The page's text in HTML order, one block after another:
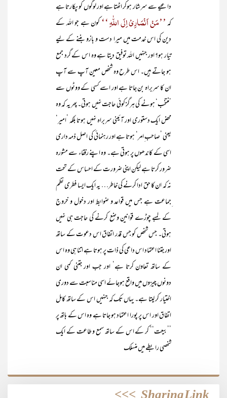
داعیے سے سرشار ہوکر اٹھتا ہے اور لوگوں کو پکارتا ہے
کہ’’مَنْ اَنْصَارِیْ اِلَی اللّٰہِ ‘‘کون ہے جو اللہ کے
دین کی اس خدمت میں میرا دست و بازو بننے کے لیے
تیار ہو؟ اور جنہیں اللہ توفیق دیتا ہے وہ اس کے گرد جمع
ہو جاتے ہیں۔ اس طرح وہ شخص معین آپ سے آپ
ان کا سربراہ بن جاتا ہے اور اسے کسی کے ووٹوں سے
’منتخب‘ ہونے کی ہرگز کوئی حاجت نہیں ہوتی۔ پھر یہ کہ وہ
محض ایک دستوری اور آئینی سربراہ نہیں ہوتا بلکہ ’امیر‘
یعنی ’صاحب ِامر‘ ہوتا ہے اور رہنمائی کی اصل ذمہ داری
اسی کے کاندھوں پر ہوتی ہے۔ وہ اپنے رفقاء سے مشورہ
ضرور کرتا ہے لیکن اپنی ضرورت کے احساس کے تحت
نہ کہ ان کا حق ادا کرنے کی خاطر… یہ ایک ایسا فطری نظم
ِجماعت ہے جس میں قواعد و ضوابط اور دخول و خروج
کے لمبے چوڑے قوانین وضع کرنے کی حاجت ہی نہیں
ہوتی۔ جس شخص کو جس قدر اتفاق اس دعوت کے ساتھ
اور جتنا اعتماد اس داعی کی ذات پر ہوتا ہے اتنا ہی وہ اس
کے ساتھ تعاون کرتا ہے‘ اور جب اور جتنی کمی ان
دونوں چیزوں میں واقع ہوجائے اسی مناسبت سے دوری
اختیار کر لیتا ہے۔ یہاں تک کہ جنہیں اس کے ساتھ کامل
اتفاق اور اس پر پورا اعتماد ہو جاتا ہے وہ اس کے ہاتھ پر
’’بیعت‘‘ کر کے اس کے ساتھ سمع و طاعت کے ایک
شخصی رابطے میں منسلک